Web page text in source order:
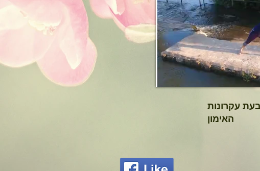
עקרונות
האימון